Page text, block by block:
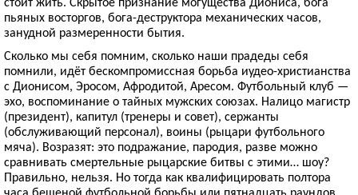
пьяных восторгов, бога-деструктора механических часов,
занудной размеренности бытия.
Сколько мы себя помним, сколько наши прадеды себя
помнили, идёт бескомпромиссная борьба иудео-христианства
с Дионисом, Эросом, Афродитой, Аресом. Футбольный клуб —
эхо, воспоминание о тайных мужских союзах. Налицо магистр
(президент), капитул (тренеры и совет), сержанты
(обслуживающий персонал), воины (рыцари футбольного
мяча). Возразят: это подражание, пародия, разве можно
сравнивать смертельные рыцарские битвы с этими… шоу?
Правильно, нельзя. Но тогда как квалифицировать полтора